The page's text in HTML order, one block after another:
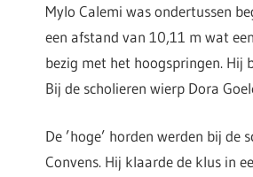
Mylo Calemi was ondertussen
een afstand van 10,11 m wat
bezig met het hoogspringen. Hij
Bij de scholieren wierp Dora
De ’hoge’ horden werden bij
Convens. Hij klaarde de klus in